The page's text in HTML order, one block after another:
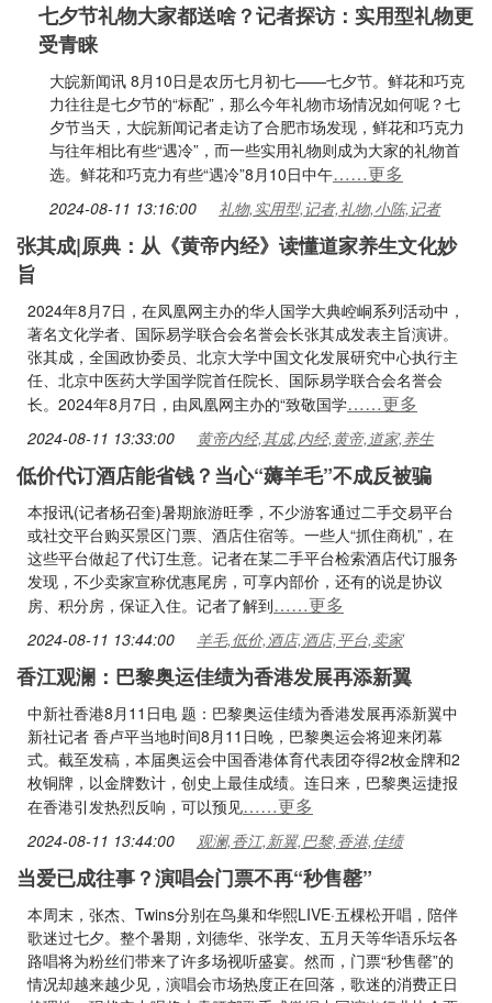
七夕节礼物大家都送啥？记者探访：实用型礼物更
受青睐
大皖新闻讯 8月10日是农历七月初七——七夕节。鲜花和巧克
力往往是七夕节的“标配”，那么今年礼物市场情况如何呢？七
夕节当天，大皖新闻记者走访了合肥市场发现，鲜花和巧克力
与往年相比有些“遇冷”，而一些实用礼物则成为大家的礼物首
选。鲜花和巧克力有些“遇冷”8月10日中午……更多
2024-08-11 13:16:00 礼物,实用型,记者,礼物,小陈,记者
张其成|原典：从《黄帝内经》读懂道家养生文化妙
旨
2024年8月7日，在凤凰网主办的华人国学大典崆峒系列活动中，
著名文化学者、国际易学联合会名誉会长张其成发表主旨演讲。
张其成，全国政协委员、北京大学中国文化发展研究中心执行主
任、北京中医药大学国学院首任院长、国际易学联合会名誉会
长。2024年8月7日，由凤凰网主办的“致敬国学……更多
2024-08-11 13:33:00 黄帝内经,其成,内经,黄帝,道家,养生
低价代订酒店能省钱？当心“薅羊毛”不成反被骗
本报讯(记者杨召奎)暑期旅游旺季，不少游客通过二手交易平台
或社交平台购买景区门票、酒店住宿等。一些人“抓住商机”，在
这些平台做起了代订生意。记者在某二手平台检索酒店代订服务
发现，不少卖家宣称优惠尾房，可享内部价，还有的说是协议
房、积分房，保证入住。记者了解到……更多
2024-08-11 13:44:00 羊毛,低价,酒店,酒店,平台,卖家
香江观澜：巴黎奥运佳绩为香港发展再添新翼
中新社香港8月11日电 题：巴黎奥运佳绩为香港发展再添新翼中
新社记者 香卢平当地时间8月11日晚，巴黎奥运会将迎来闭幕
式。截至发稿，本届奥运会中国香港体育代表团夺得2枚金牌和2
枚铜牌，以金牌数计，创史上最佳成绩。连日来，巴黎奥运捷报
在香港引发热烈反响，可以预见……更多
2024-08-11 13:44:00 观澜,香江,新翼,巴黎,香港,佳绩
当爱已成往事？演唱会门票不再“秒售罄”
本周末，张杰、Twins分别在鸟巢和华熙LIVE·五棵松开唱，陪伴
歌迷过七夕。整个暑期，刘德华、张学友、五月天等华语乐坛各
路唱将为粉丝们带来了许多场视听盛宴。然而，门票“秒售罄”的
情况却越来越少见，演唱会市场热度正在回落，歌迷的消费正日